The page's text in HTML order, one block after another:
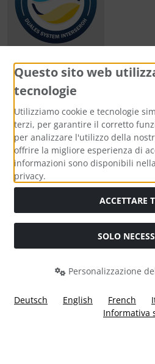
Metodi di pagamento
Media sociali
Modulo di recesso
Questo sito web
tecnologie
Utilizziamo cookie e tecnologie
terzi, per garantire il corretto
per analizzare l'utilizzo della
offrire la migliore esperienza di
informazioni sono disponibili
privacy.
ACCETTARE
SOLO
Personalizzazione
Deutsch English French
Informativa